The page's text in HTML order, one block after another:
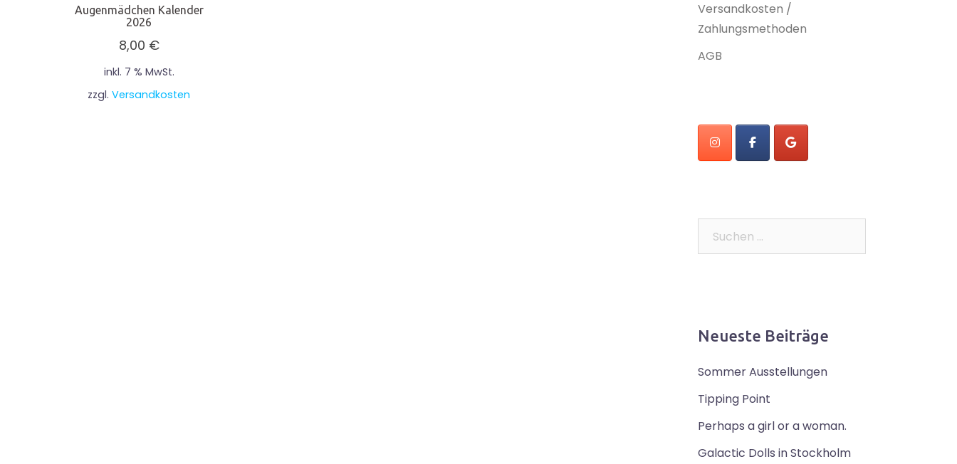
Augenmädchen Kalender
2026
8,00 €
inkl. 7 % MwSt.
zzgl.Versandkosten
Versandkosten /
Zahlungsmethoden
AGB
Neueste Beiträge
Sommer Ausstellungen
Tipping Point
Perhaps a girl or a woman.
Galactic Dolls in Stockholm